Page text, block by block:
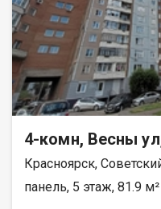
магазинов, павильонов.
Кировского района,
Квартира продается без
использовался.
данного объекта
остались вопросы,
4-комн, Весны
Красноярск,
панель, 5 этаж, 81.9 м²